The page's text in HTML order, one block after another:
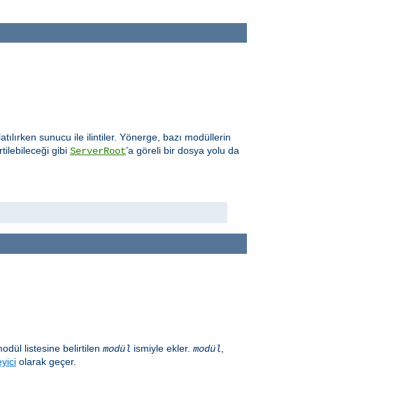
sunucu ile ilintiler. Yönerge, bazı modüllerin
gibi ServerRoot’a göreli bir dosya yolu da
listesine belirtilen modül ismiyle ekler. modül
olarak geçer.